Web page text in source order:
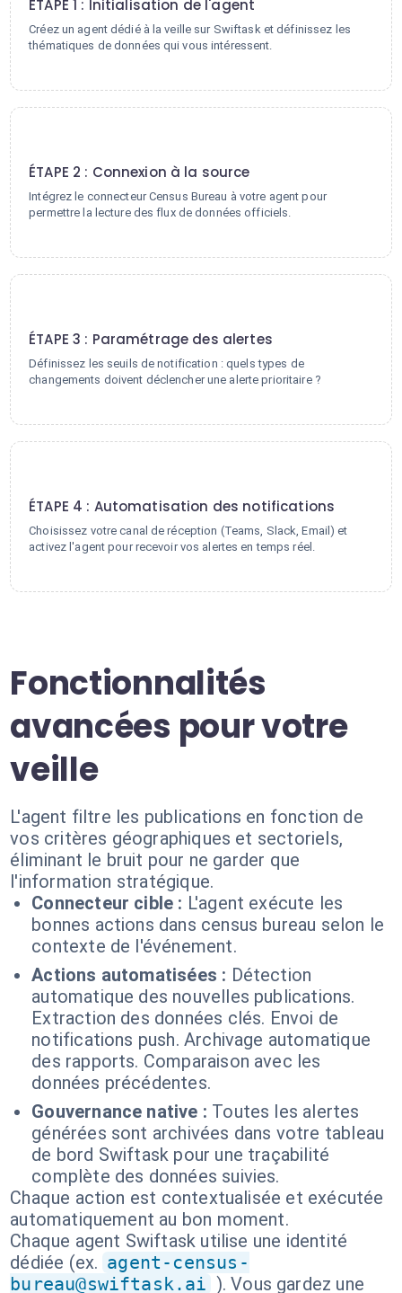
ÉTAPE 1 : Initialisation de l'agent
Créez un agent dédié à la veille sur Swiftask et définissez les
thématiques de données qui vous intéressent.
ÉTAPE 2 : Connexion à la source
Intégrez le connecteur Census Bureau à votre agent pour
permettre la lecture des flux de données officiels.
ÉTAPE 3 : Paramétrage des alertes
Définissez les seuils de notification : quels types de
changements doivent déclencher une alerte prioritaire ?
ÉTAPE 4 : Automatisation des notifications
Choisissez votre canal de réception (Teams, Slack, Email) et
activez l'agent pour recevoir vos alertes en temps réel.
Fonctionnalités
avancées pour votre
veille
L'agent filtre les publications en fonction de
vos critères géographiques et sectoriels,
éliminant le bruit pour ne garder que
l'information stratégique.
Connecteur cible : L'agent exécute les
bonnes actions dans census bureau selon le
contexte de l'événement.
Actions automatisées : Détection
automatique des nouvelles publications.
Extraction des données clés. Envoi de
notifications push. Archivage automatique
des rapports. Comparaison avec les
données précédentes.
Gouvernance native : Toutes les alertes
générées sont archivées dans votre tableau
de bord Swiftask pour une traçabilité
complète des données suivies.
Chaque action est contextualisée et exécutée
automatiquement au bon moment.
Chaque agent Swiftask utilise une identité
dédiée (ex. agent-census-
bureau@swiftask.ai ). Vous gardez une